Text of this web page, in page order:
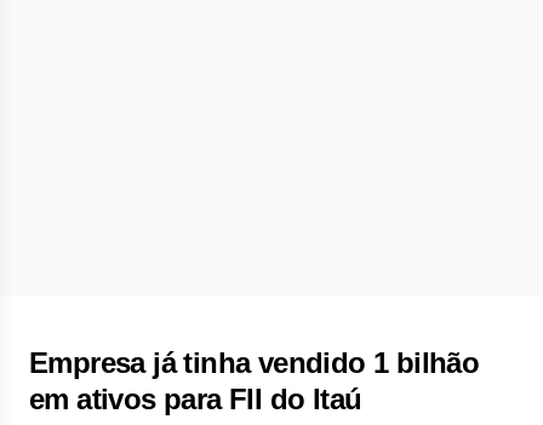
Empresa já tinha vendido 1 bilhão
em ativos para FII do Itaú